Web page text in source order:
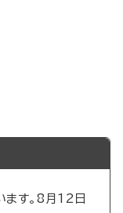
ます。8月12日